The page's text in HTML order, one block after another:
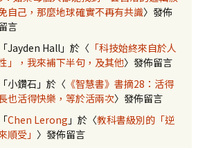
自己，那麼地球確實不再有共識〉發佈
言
「Jayden Hall 」於〈 「科技始終來自於人
」，我來補下半句，及其他〉發佈留言
「小鑽石 」於〈 《智慧書》書摘28：活得
也活得快樂，等於活兩次〉發佈留言
「Chen Lerong 」於〈教科書級別的「逆
順受」 〉發佈留言